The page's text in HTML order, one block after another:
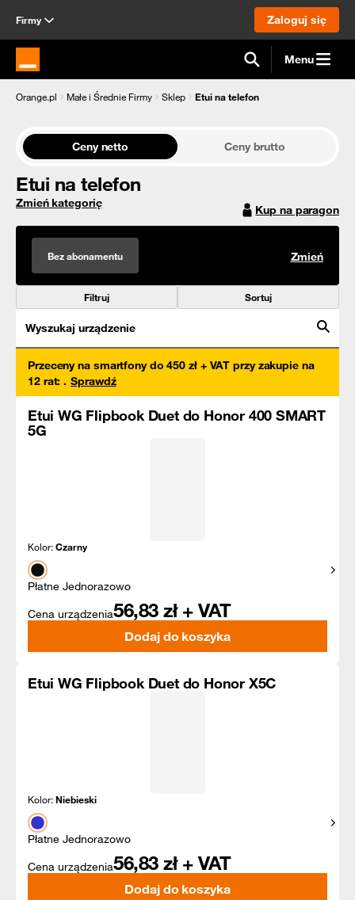
Firmy Zaloguj się
Strona główna Orange.pl Menu
Orange.pl Małe i Średnie Firmy Sklep Etui na telefon
Ceny netto Ceny brutto
Etui na telefon
Zmień kategorię Kup na paragon
Bez abonamentu Zmień
Filtruj Sortuj
Wyszukaj urządzenie
Przeceny na smartfony do 450 zł + VAT przy zakupie na
12 rat: . Sprawdź
Etui WG Flipbook Duet do Honor 400 SMART
5G
Kolor:Czarny
Płatne Jednorazowo
Cena urządzenia56,83 zł + VAT
Dodaj do koszyka
Etui WG Flipbook Duet do Honor X5C
Kolor:Niebieski
Płatne Jednorazowo
Cena urządzenia56,83 zł + VAT
Dodaj do koszyka